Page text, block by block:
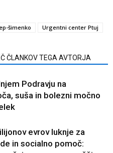
šimenko Urgentni center Ptuj
ČLANKOV TEGA AVTORJA
Podravju na
suša in bolezni močno
evrov luknje za
in socialno pomoč: